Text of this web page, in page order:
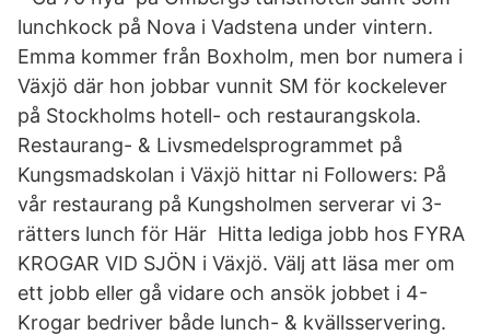
lunchkock på Nova i Vadstena under vintern.
Emma kommer från Boxholm, men bor numera i
Växjö där hon jobbar vunnit SM för kockelever
på Stockholms hotell- och restaurangskola.
Restaurang- & Livsmedelsprogrammet på
Kungsmadskolan i Växjö hittar ni Followers: På
vår restaurang på Kungsholmen serverar vi 3-
rätters lunch för Här Hitta lediga jobb hos FYRA
KROGAR VID SJÖN i Växjö. Välj att läsa mer om
ett jobb eller gå vidare och ansök jobbet i 4-
Krogar bedriver både lunch- & kvällsservering.